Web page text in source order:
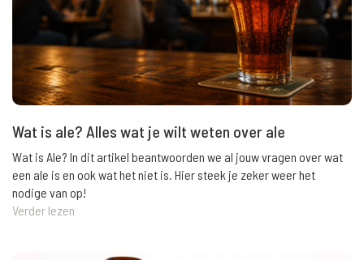
Wat is ale? Alles wat je wilt weten over ale
Wat is Ale? In dit artikel beantwoorden we al jouw vragen over wat
een ale is en ook wat het niet is. Hier steek je zeker weer het
nodige van op!
Verder lezen